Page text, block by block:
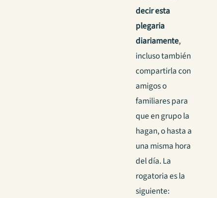
decir esta
plegaria
diariamente,
incluso también
compartirla con
amigos o
familiares para
que en grupo la
hagan, o hasta a
una misma hora
del día. La
rogatoria es la
siguiente: